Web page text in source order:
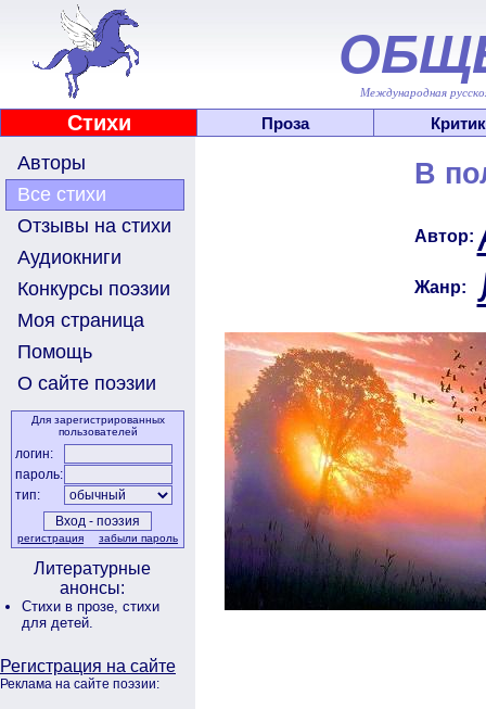
Международная
Стихи Проза
Авторы
Все стихи
Отзывы на стихи
Аудиокниги
Конкурсы поэзии
Моя страница
Помощь
О сайте поэзии
Для зарегистрированных
пользователей
логин:
пароль:
тип:
регистрация забыли пароль
Литературные
анонсы:
Стихи в прозе, стихи
для детей.
Регистрация на сайте
Реклама на сайте поэзии:
В
Автор:
Жанр: